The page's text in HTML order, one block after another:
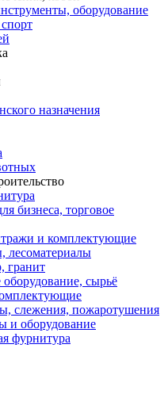
оборудование
назначения
бизнеса, торговое
и комплектующие
лесоматериалы
гранит
сырьё
слежения, пожаротушения
и оборудование
фурнитура